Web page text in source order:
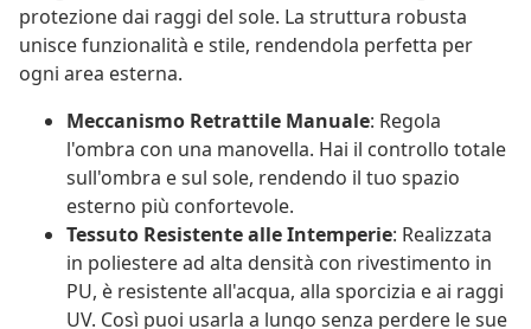
protezione dai raggi del sole. La struttura robusta
unisce funzionalità e stile, rendendola perfetta per
ogni area esterna.
Meccanismo Retrattile Manuale: Regola
l'ombra con una manovella. Hai il controllo totale
sull'ombra e sul sole, rendendo il tuo spazio
esterno più confortevole.
Tessuto Resistente alle Intemperie: Realizzata
in poliestere ad alta densità con rivestimento in
PU, è resistente all'acqua, alla sporcizia e ai raggi
UV. Così puoi usarla a lungo senza perdere le sue